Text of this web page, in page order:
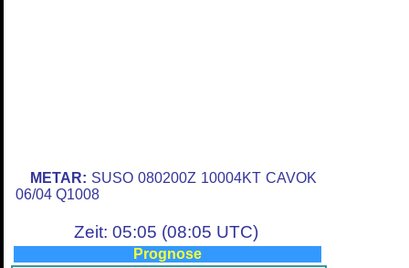
METAR: SUSO 080200Z 10004KT CAVOK
06/04 Q1008
Zeit: 05:05 (08:05 UTC)
Prognose